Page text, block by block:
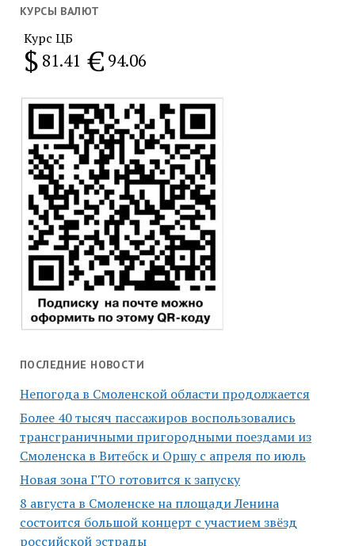
месяц
КУРСЫ ВАЛЮТ
Курс ЦБ
$ 81.41 € 94.06
ПОСЛЕДНИЕ НОВОСТИ
Непогода в Смоленской области продолжается
Более 40 тысяч пассажиров воспользовались
трансграничными пригородными поездами из
Смоленска в Витебск и Оршу с апреля по июль
Новая зона ГТО готовится к запуску
8 августа в Смоленске на площади Ленина
состоится большой концерт с участием звёзд
российской эстрады